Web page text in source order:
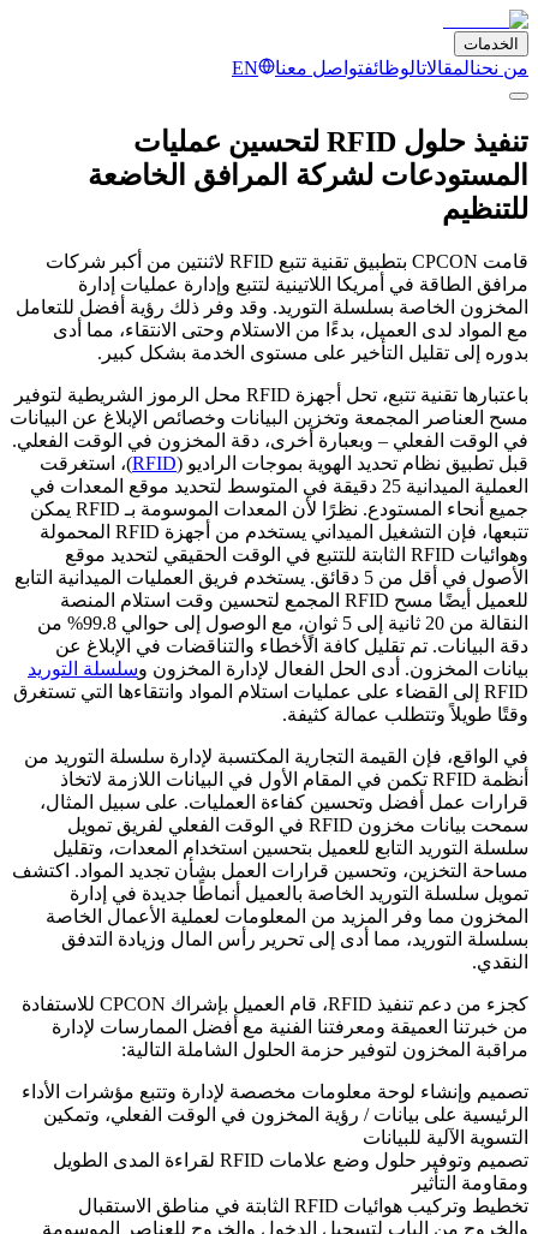
الخدمات
من نحنالمقالاتالوظائفتواصل معنا EN
تنفيذ حلول RFID لتحسين عمليات
المستودعات لشركة المرافق الخاضعة
للتنظيم
قامت CPCON بتطبيق تقنية تتبع RFID لاثنتين من أكبر شركات
مرافق الطاقة في أمريكا اللاتينية لتتبع وإدارة عمليات إدارة
المخزون الخاصة بسلسلة التوريد. وقد وفر ذلك رؤية أفضل للتعامل
مع المواد لدى العميل، بدءًا من الاستلام وحتى الانتقاء، مما أدى
بدوره إلى تقليل التأخير على مستوى الخدمة بشكل كبير.
باعتبارها تقنية تتبع، تحل أجهزة RFID محل الرموز الشريطية لتوفير
مسح العناصر المجمعة وتخزين البيانات وخصائص الإبلاغ عن البيانات
في الوقت الفعلي – وبعبارة أخرى، دقة المخزون في الوقت الفعلي.
قبل تطبيق نظام تحديد الهوية بموجات الراديو (RFID)، استغرقت
العملية الميدانية 25 دقيقة في المتوسط لتحديد موقع المعدات في
جميع أنحاء المستودع. نظرًا لأن المعدات الموسومة بـ RFID يمكن
تتبعها، فإن التشغيل الميداني يستخدم من أجهزة RFID المحمولة
وهوائيات RFID الثابتة للتتبع في الوقت الحقيقي لتحديد موقع
الأصول في أقل من 5 دقائق. يستخدم فريق العمليات الميدانية التابع
للعميل أيضًا مسح RFID المجمع لتحسين وقت استلام المنصة
النقالة من 20 ثانية إلى 5 ثوانٍ، مع الوصول إلى حوالي 99.8% من
دقة البيانات. تم تقليل كافة الأخطاء والتناقضات في الإبلاغ عن
بيانات المخزون. أدى الحل الفعال لإدارة المخزون وسلسلة التوريد
RFID إلى القضاء على عمليات استلام المواد وانتقاءها التي تستغرق
وقتًا طويلاً وتتطلب عمالة كثيفة.
في الواقع، فإن القيمة التجارية المكتسبة لإدارة سلسلة التوريد من
أنظمة RFID تكمن في المقام الأول في البيانات اللازمة لاتخاذ
قرارات عمل أفضل وتحسين كفاءة العمليات. على سبيل المثال،
سمحت بيانات مخزون RFID في الوقت الفعلي لفريق تمويل
سلسلة التوريد التابع للعميل بتحسين استخدام المعدات، وتقليل
مساحة التخزين، وتحسين قرارات العمل بشأن تجديد المواد. اكتشف
تمويل سلسلة التوريد الخاصة بالعميل أنماطًا جديدة في إدارة
المخزون مما وفر المزيد من المعلومات لعملية الأعمال الخاصة
بسلسلة التوريد، مما أدى إلى تحرير رأس المال وزيادة التدفق
النقدي.
كجزء من دعم تنفيذ RFID، قام العميل بإشراك CPCON للاستفادة
من خبرتنا العميقة ومعرفتنا الفنية مع أفضل الممارسات لإدارة
مراقبة المخزون لتوفير حزمة الحلول الشاملة التالية:
تصميم وإنشاء لوحة معلومات مخصصة لإدارة وتتبع مؤشرات الأداء
الرئيسية على بيانات / رؤية المخزون في الوقت الفعلي، وتمكين
التسوية الآلية للبيانات
تصميم وتوفير حلول وضع علامات RFID لقراءة المدى الطويل
ومقاومة التأثير
تخطيط وتركيب هوائيات RFID الثابتة في مناطق الاستقبال
والخروج من الباب لتسجيل الدخول والخروج للعناصر الموسومة